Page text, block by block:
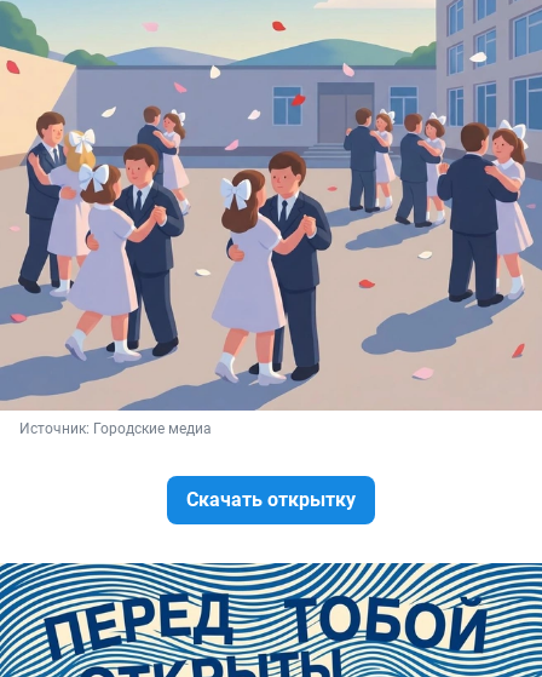
Источник: Городские медиа
Скачать открытку